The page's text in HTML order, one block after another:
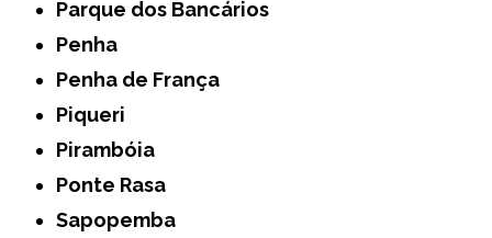
Parque dos Bancários
Penha
Penha de França
Piqueri
Pirambóia
Ponte Rasa
Sapopemba